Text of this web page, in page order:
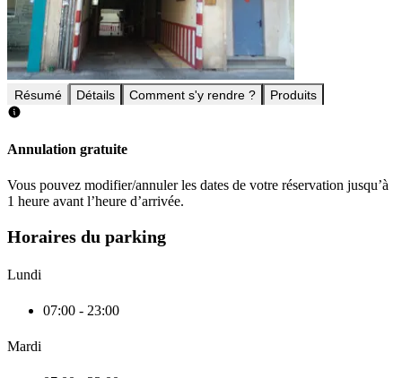
Résumé Détails Comment s'y rendre ? Produits
Annulation gratuite
Vous pouvez modifier/annuler les dates de votre réservation jusqu’à
1 heure avant l’heure d’arrivée.
Horaires du parking
Lundi
07:00 - 23:00
Mardi